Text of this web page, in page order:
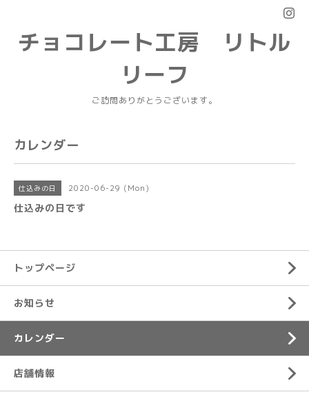
チョコレート工房 リトル
リーフ
ご訪問ありがとうございます。
カレンダー
仕込みの日 2020-06-29 (Mon)
仕込みの日です
トップページ
お知らせ
カレンダー
店舗情報